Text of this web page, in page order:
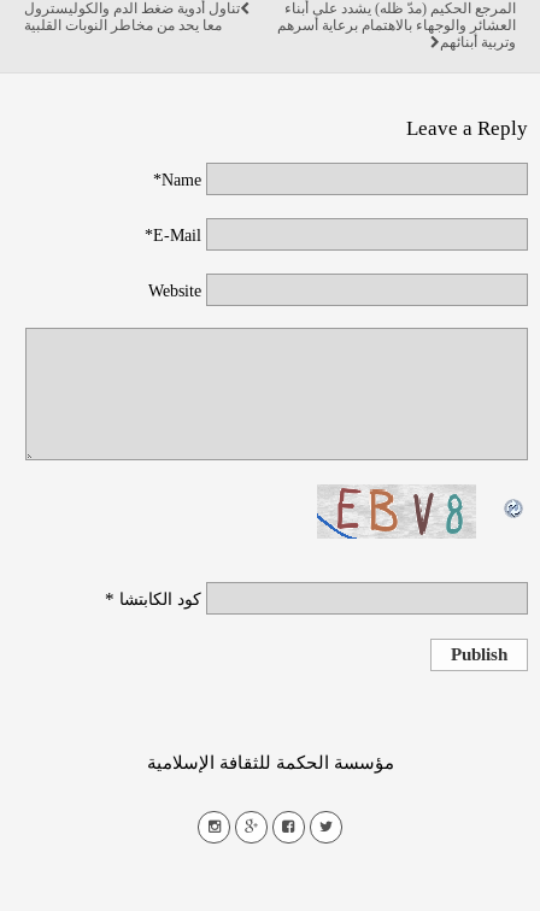
تناول أدوية ضغط الدم والكوليسترول
معا يحد من مخاطر النوبات القلبية
المرجع الحكيم (مدّ ظله) يشدد على أبناء
العشائر والوجهاء بالاهتمام برعاية أسرهم
وتربية أبنائهم
Leave a Reply
Name*
E-Mail*
Website
كود الكابتشا *
Publish
مؤسسة الحكمة للثقافة الإسلامية